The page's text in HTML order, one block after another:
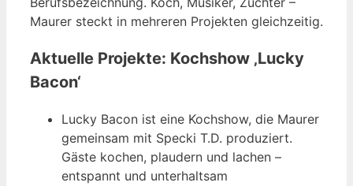
Maurer steckt in mehreren Projekten gleichzeitig.
Aktuelle Projekte: Kochshow ‚Lucky
Bacon‘
Lucky Bacon ist eine Kochshow, die Maurer
gemeinsam mit Specki T.D. produziert.
Gäste kochen, plaudern und lachen –
entspannt und unterhaltsam